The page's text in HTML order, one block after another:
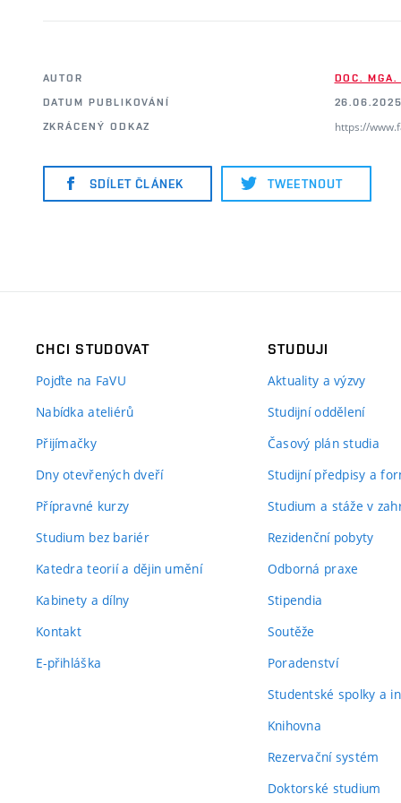
AUTOR
DOC.
DATUM PUBLIKOVÁNÍ
ZKRÁCENÝ ODKAZ
https://
SDÍLET ČLÁNEK TWEETNOUT
CHCI STUDOVAT
Pojďte na FaVU
Nabídka ateliérů
Přijímačky
Dny otevřených dveří
Přípravné kurzy
Studium bez bariér
Katedra teorií a dějin umění
Kabinety a dílny
Kontakt
E-přihláška
STUDUJI
Aktuality a výzvy
Studijní oddělení
Časový plán studia
Studijní předpisy a
Studium a stáže v
Rezidenční pobyty
Odborná praxe
Stipendia
Soutěže
Poradenství
Studentské spolky a
Knihovna
Rezervační systém
Doktorské studium